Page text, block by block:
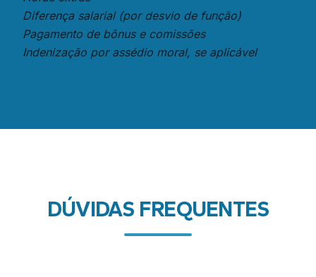
Diferença salarial (por desvio de função)
Pagamento de bônus e comissões
Indenização por assédio moral, se aplicável
DÚVIDAS FREQUENTES